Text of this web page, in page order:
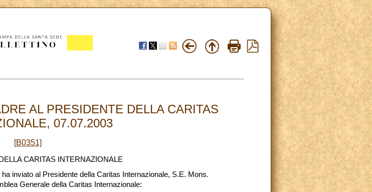
AL PRESIDENTE DELLA CARITAS
07.07.2003
[B0351]
CARITAS INTERNAZIONALE
inviato al Presidente della Caritas Internazionale, S.E. Mons.
Generale della Caritas Internazionale: